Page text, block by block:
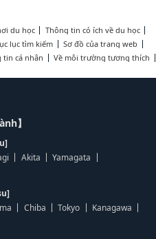
du học
Thông tin có ích về du học
lục tìm kiếm
Sơ đồ của trang web
tin cá nhân Về môi trường tương thích
】
Akita
Yamagata
Chiba Tokyo
Kanagawa